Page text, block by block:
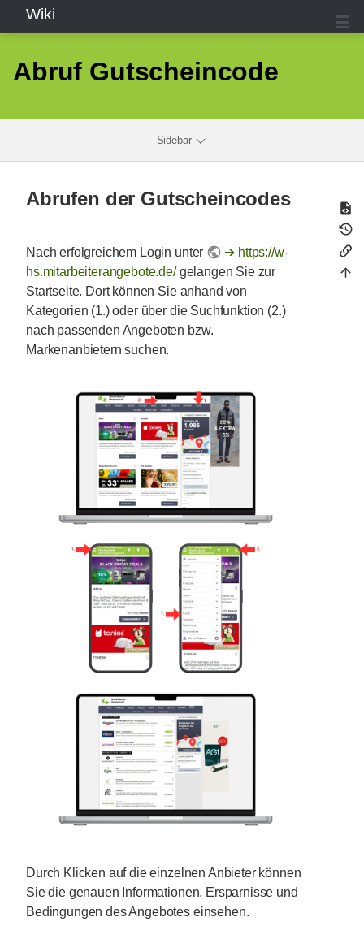
Wiki
Abruf Gutscheincode
Sidebar
Abrufen der Gutscheincodes
Nach erfolgreichem Login unter
https://w-
hs.mitarbeiterangebote.de/gelangen Sie zur
Startseite. Dort können Sie anhand von
Kategorien (1.) oder über die Suchfunktion (2.)
nach passenden Angeboten bzw.
Markenanbietern suchen.
Durch Klicken auf die einzelnen Anbieter können
Sie die genauen Informationen, Ersparnisse und
Bedingungen des Angebotes einsehen.